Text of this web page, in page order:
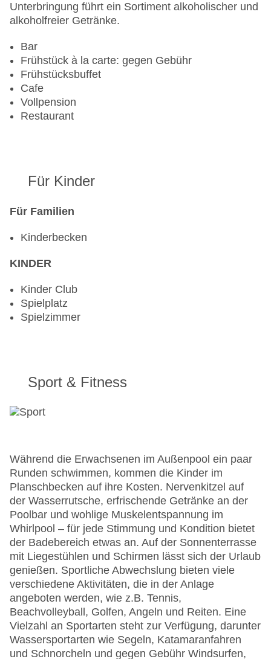
Unterbringung führt ein Sortiment alkoholischer und
alkoholfreier Getränke.
Bar
Frühstück à la carte: gegen Gebühr
Frühstücksbuffet
Cafe
Vollpension
Restaurant
Für Kinder
Für Familien
Kinderbecken
KINDER
Kinder Club
Spielplatz
Spielzimmer
Sport & Fitness
Während die Erwachsenen im Außenpool ein paar
Runden schwimmen, kommen die Kinder im
Planschbecken auf ihre Kosten. Nervenkitzel auf
der Wasserrutsche, erfrischende Getränke an der
Poolbar und wohlige Muskelentspannung im
Whirlpool – für jede Stimmung und Kondition bietet
der Badebereich etwas an. Auf der Sonnenterrasse
mit Liegestühlen und Schirmen lässt sich der Urlaub
genießen. Sportliche Abwechslung bieten viele
verschiedene Aktivitäten, die in der Anlage
angeboten werden, wie z.B. Tennis,
Beachvolleyball, Golfen, Angeln und Reiten. Eine
Vielzahl an Sportarten steht zur Verfügung, darunter
Wassersportarten wie Segeln, Katamaranfahren
und Schnorcheln und gegen Gebühr Windsurfen,